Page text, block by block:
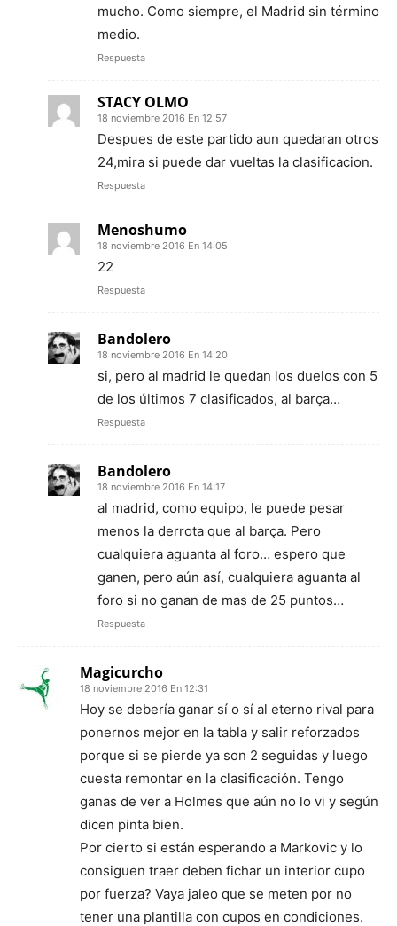
mucho. Como siempre, el Madrid sin término
medio.
Respuesta
STACY OLMO
18 noviembre 2016 En 12:57
Despues de este partido aun quedaran otros
24,mira si puede dar vueltas la clasificacion.
Respuesta
Menoshumo
18 noviembre 2016 En 14:05
22
Respuesta
Bandolero
18 noviembre 2016 En 14:20
si, pero al madrid le quedan los duelos con 5
de los últimos 7 clasificados, al barça…
Respuesta
Bandolero
18 noviembre 2016 En 14:17
al madrid, como equipo, le puede pesar
menos la derrota que al barça. Pero
cualquiera aguanta al foro… espero que
ganen, pero aún así, cualquiera aguanta al
foro si no ganan de mas de 25 puntos…
Respuesta
Magicurcho
18 noviembre 2016 En 12:31
Hoy se debería ganar sí o sí al eterno rival para
ponernos mejor en la tabla y salir reforzados
porque si se pierde ya son 2 seguidas y luego
cuesta remontar en la clasificación. Tengo
ganas de ver a Holmes que aún no lo vi y según
dicen pinta bien.
Por cierto si están esperando a Markovic y lo
consiguen traer deben fichar un interior cupo
por fuerza? Vaya jaleo que se meten por no
tener una plantilla con cupos en condiciones.